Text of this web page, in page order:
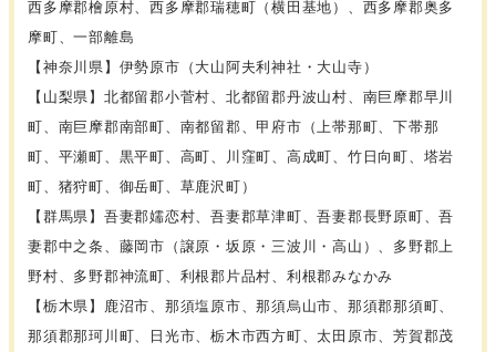
西多摩郡檜原村、西多摩郡瑞穂町（横田基地）、西多摩郡奥多
摩町、一部離島
【神奈川県】伊勢原市（大山阿夫利神社・大山寺）
【山梨県】北都留郡小菅村、北都留郡丹波山村、南巨摩郡早川
町、南巨摩郡南部町、南都留郡、甲府市（上帯那町、下帯那
町、平瀬町、黒平町、高町、川窪町、高成町、竹日向町、塔岩
町、猪狩町、御岳町、草鹿沢町）
【群馬県】吾妻郡嬬恋村、吾妻郡草津町、吾妻郡長野原町、吾
妻郡中之条、藤岡市（譲原・坂原・三波川・高山）、多野郡上
野村、多野郡神流町、利根郡片品村、利根郡みなかみ
【栃木県】鹿沼市、那須塩原市、那須烏山市、那須郡那須町、
那須郡那珂川町、日光市、栃木市西方町、太田原市、芳賀郡茂